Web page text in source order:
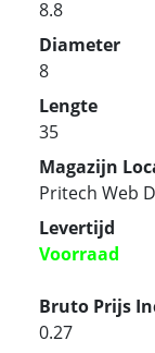
8.8
Diameter
8
Lengte
35
Magazijn
Pritech Web
Levertijd
Voorraad
Bruto Prijs
0.27